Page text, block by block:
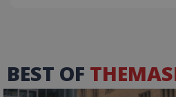
BEST OF